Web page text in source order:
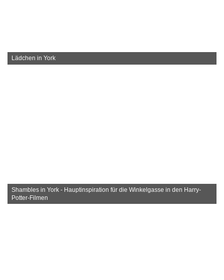
Lädchen in York
Shambles in York - Hauptinspiration für die Winkelgasse in den Harry-
Potter-Filmen